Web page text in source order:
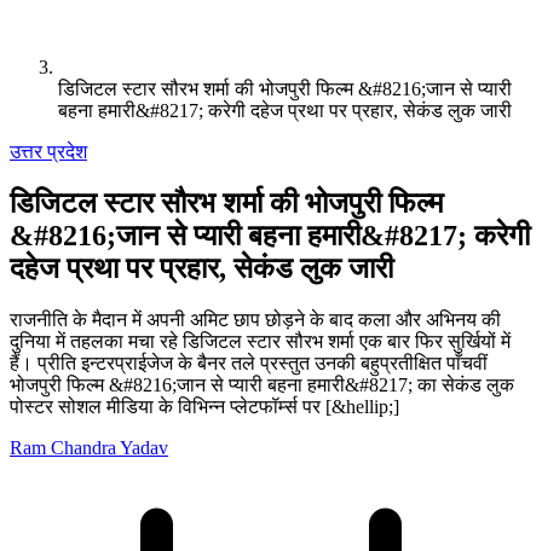
डिजिटल स्टार सौरभ शर्मा की भोजपुरी फिल्म &#8216;जान से प्यारी
बहना हमारी&#8217; करेगी दहेज प्रथा पर प्रहार, सेकंड लुक जारी
उत्तर प्रदेश
डिजिटल स्टार सौरभ शर्मा की भोजपुरी फिल्म
&#8216;जान से प्यारी बहना हमारी&#8217; करेगी
दहेज प्रथा पर प्रहार, सेकंड लुक जारी
राजनीति के मैदान में अपनी अमिट छाप छोड़ने के बाद कला और अभिनय की
दुनिया में तहलका मचा रहे डिजिटल स्टार सौरभ शर्मा एक बार फिर सुर्खियों में
हैं। प्रीति इन्टरप्राईजेज के बैनर तले प्रस्तुत उनकी बहुप्रतीक्षित पाँचवीं
भोजपुरी फिल्म &#8216;जान से प्यारी बहना हमारी&#8217; का सेकंड लुक
पोस्टर सोशल मीडिया के विभिन्न प्लेटफॉर्म्स पर [&hellip;]
Ram Chandra Yadav